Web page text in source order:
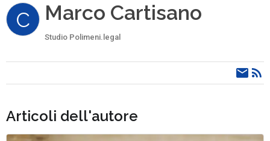
C Marco Cartisano
Studio Polimeni.legal
Articoli dell'autore